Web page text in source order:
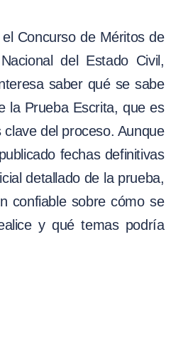
Concurso de Méritos de
del Estado Civil,
saber qué se sabe
la Prueba Escrita, que es
clave del proceso. Aunque
fechas definitivas
detallado de la prueba,
confiable sobre cómo se
y qué temas podría